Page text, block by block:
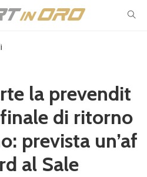
la prevendit
di ritorno
prevista un’af
al Sale